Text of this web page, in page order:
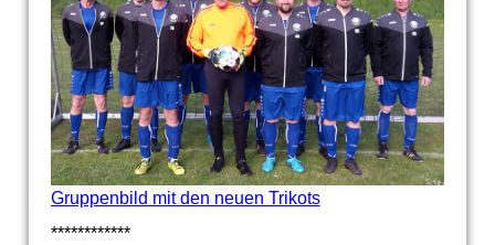
Gruppenbild mit den neuen Trikots
************